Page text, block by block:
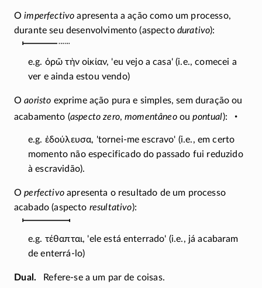
Oimperfectivo apresenta a ação como um processo,
durante seu desenvolvimento (aspecto durativo):
e.g. ὁρῶ τὴν οἰκίαν, 'eu vejo a casa' (i.e., comecei a
ver e ainda estou vendo)
Oaoristo exprime ação pura e simples, sem duração ou
acabamento (aspecto zero,momentâneooupontual):·
e.g. ἐδούλευσα, 'tornei-me escravo' (i.e., em certo
momento não especificado do passado fui reduzido
à escravidão).
Operfectivoapresenta o resultado de um processo
acabado (aspecto resultativo):
e.g. τέθαπται, 'ele está enterrado' (i.e., já acabaram
deenterrá-lo)
Dual Refere-se a um par de coisas.